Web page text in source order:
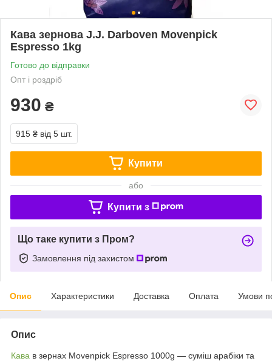
Кава зернова J.J. Darboven Movenpick
Espresso 1kg
Готово до відправки
Опт і роздріб
930 ₴
915 ₴ від 5 шт.
Купити
або
Купити з
Що таке купити з Пром?
Замовлення під захистом
Опис Характеристики Доставка Оплата Умови
Опис
Кава в зернах Movenpick Espresso 1000g — суміш арабіки та